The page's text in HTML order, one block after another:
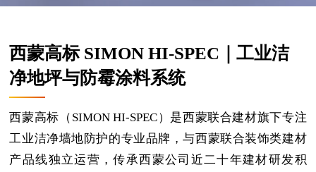
西蒙高标 SIMON HI-SPEC｜工业洁
净地坪与防霉涂料系统
西蒙高标（SIMON HI-SPEC）是西蒙联合建材旗下专注
工业洁净墙地防护的专业品牌，与西蒙联合装饰类建材
产品线独立运营，传承西蒙公司近二十年建材研发积